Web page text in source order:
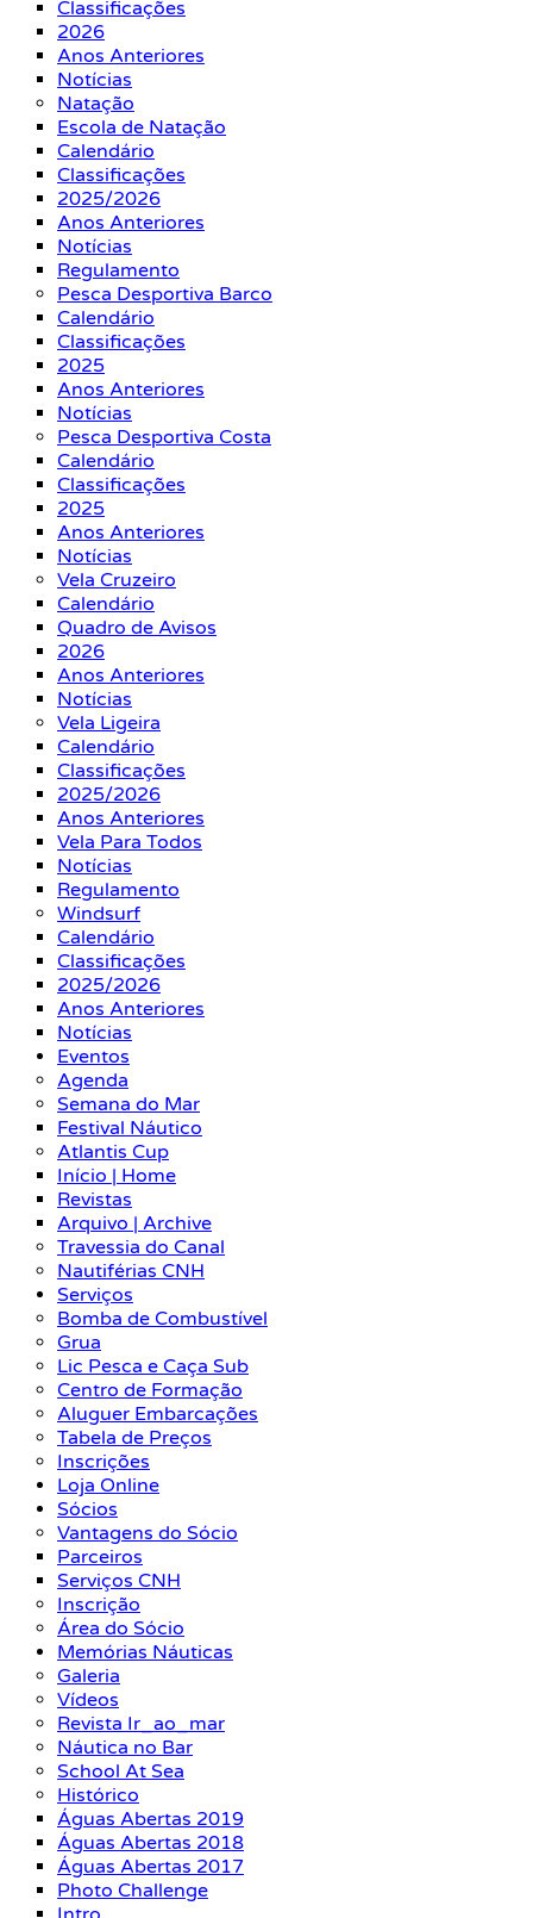
Classificações
2026
Anos Anteriores
Notícias
Natação
Escola de Natação
Calendário
Classificações
2025/2026
Anos Anteriores
Notícias
Regulamento
Pesca Desportiva Barco
Calendário
Classificações
2025
Anos Anteriores
Notícias
Pesca Desportiva Costa
Calendário
Classificações
2025
Anos Anteriores
Notícias
Vela Cruzeiro
Calendário
Quadro de Avisos
2026
Anos Anteriores
Notícias
Vela Ligeira
Calendário
Classificações
2025/2026
Anos Anteriores
Vela Para Todos
Notícias
Regulamento
Windsurf
Calendário
Classificações
2025/2026
Anos Anteriores
Notícias
Eventos
Agenda
Semana do Mar
Festival Náutico
Atlantis Cup
Início | Home
Revistas
Arquivo | Archive
Travessia do Canal
Nautiférias CNH
Serviços
Bomba de Combustível
Grua
Lic Pesca e Caça Sub
Centro de Formação
Aluguer Embarcações
Tabela de Preços
Inscrições
Loja Online
Sócios
Vantagens do Sócio
Parceiros
Serviços CNH
Inscrição
Área do Sócio
Memórias Náuticas
Galeria
Vídeos
Revista Ir_ao_mar
Náutica no Bar
School At Sea
Histórico
Águas Abertas 2019
Águas Abertas 2018
Águas Abertas 2017
Photo Challenge